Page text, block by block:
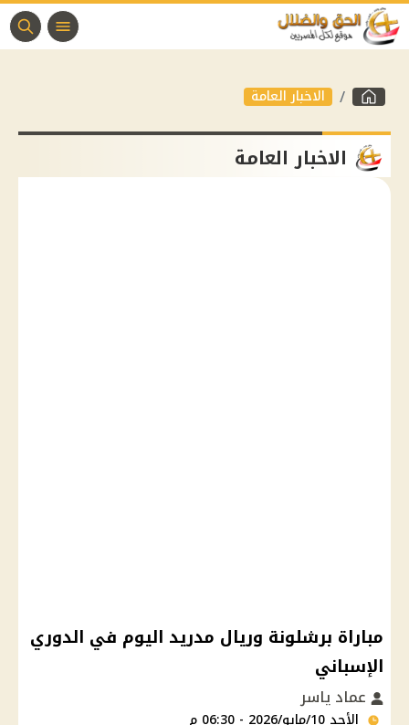
الاخبار العامة
الاخبار العامة
مباراة برشلونة وريال مدريد اليوم في الدوري
الإسباني
عماد ياسر
الأحد 10/مايو/2026 - 06:30 م